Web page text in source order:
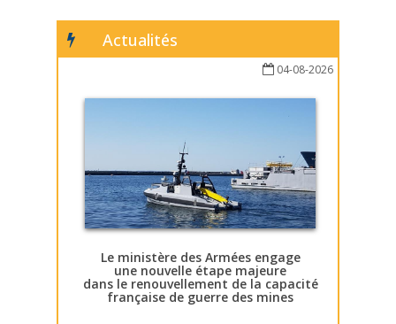
Actualités
04-08-2026
Le ministère des Armées engage
une nouvelle étape majeure
dans le renouvellement de la capacité
française de guerre des mines